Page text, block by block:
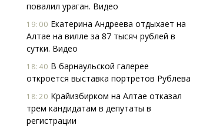
повалил ураган. Видео
19:00 Екатерина Андреева отдыхает на
Алтае на вилле за 87 тысяч рублей в
сутки. Видео
18:40 В барнаульской галерее
откроется выставка портретов Рублева
18:20 Крайизбирком на Алтае отказал
трем кандидатам в депутаты в
регистрации